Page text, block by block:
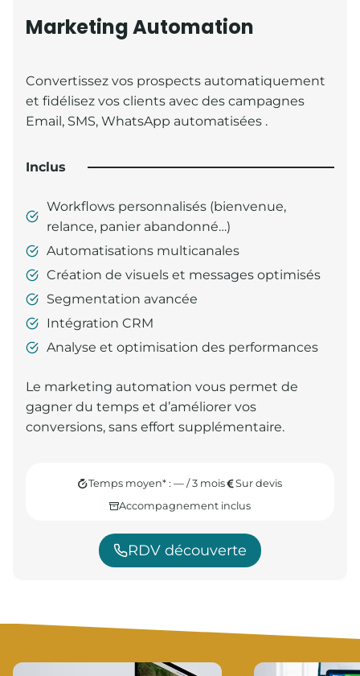
Marketing Automation
Convertissez vos prospects automatiquement
et fidélisez vos clients avec des campagnes
Email, SMS, WhatsApp automatisées .
Inclus
Workflows personnalisés (bienvenue,
relance, panier abandonné…)
Automatisations multicanales
Création de visuels et messages optimisés
Segmentation avancée
Intégration CRM
Analyse et optimisation des performances
Le marketing automation vous permet de
gagner du temps et d’améliorer vos
conversions, sans effort supplémentaire.
Temps moyen* : — / 3 mois
Sur devis
Accompagnement inclus
RDV découverte